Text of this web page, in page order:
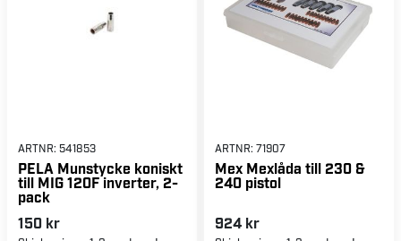
ARTNR: 541853
PELA Munstycke koniskt
till MIG 120F inverter, 2-
pack
150 kr
ARTNR: 71907
Mex Mexlåda till 230 &
240 pistol
924 kr